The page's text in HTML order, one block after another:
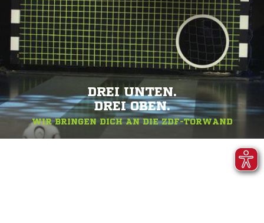
DREI UNTEN.
DREI OBEN.
WIR BRINGEN DICH AN DIE ZDF-TORWAND